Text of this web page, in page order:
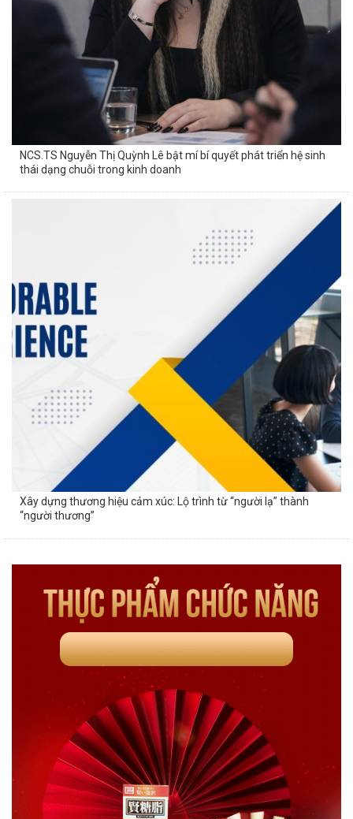
NCS.TS Nguyễn Thị Quỳnh Lê bật mí bí quyết phát triển hệ sinh
thái dạng chuỗi trong kinh doanh
Xây dựng thương hiệu cảm xúc: Lộ trình từ “người lạ” thành
“người thương”